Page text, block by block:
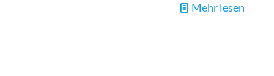
Mehr lesen